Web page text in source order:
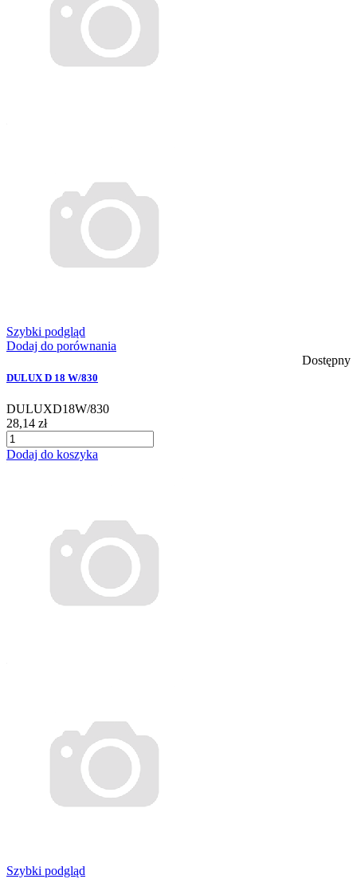
Szybki podgląd
Dodaj do porównania
Dostępny
DULUX D 18 W/830
DULUXD18W/830
28,14 zł
Dodaj do koszyka
Szybki podgląd